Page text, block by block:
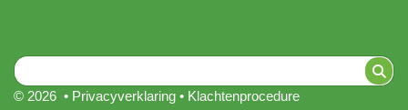
© 2026 • Privacyverklaring • Klachtenprocedure